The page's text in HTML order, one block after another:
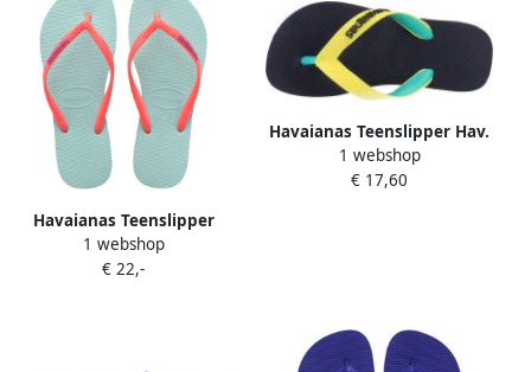
Havaianas Teenslipper
Meisjes Sl Logo Pop Up Fc
Groen
1 webshop
€ 22,-
Havaianas Teenslipper Hav.
Top Mix Brazilian Blauw
1 webshop
€ 17,60